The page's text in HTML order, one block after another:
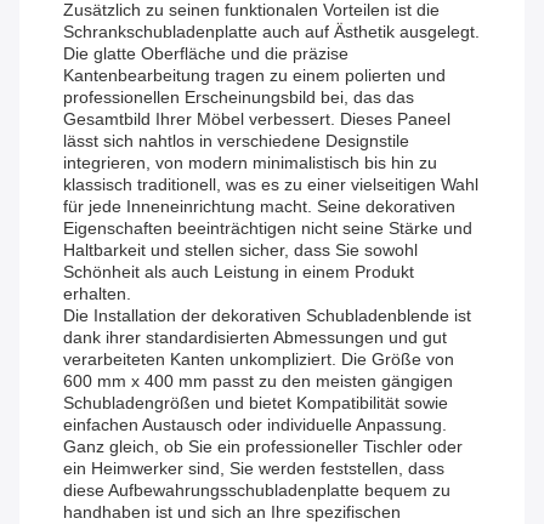
Zusätzlich zu seinen funktionalen Vorteilen ist die
Schrankschubladenplatte auch auf Ästhetik ausgelegt.
Die glatte Oberfläche und die präzise
Kantenbearbeitung tragen zu einem polierten und
professionellen Erscheinungsbild bei, das das
Gesamtbild Ihrer Möbel verbessert. Dieses Paneel
lässt sich nahtlos in verschiedene Designstile
integrieren, von modern minimalistisch bis hin zu
klassisch traditionell, was es zu einer vielseitigen Wahl
für jede Inneneinrichtung macht. Seine dekorativen
Eigenschaften beeinträchtigen nicht seine Stärke und
Haltbarkeit und stellen sicher, dass Sie sowohl
Schönheit als auch Leistung in einem Produkt
erhalten.
Die Installation der dekorativen Schubladenblende ist
dank ihrer standardisierten Abmessungen und gut
verarbeiteten Kanten unkompliziert. Die Größe von
600 mm x 400 mm passt zu den meisten gängigen
Schubladengrößen und bietet Kompatibilität sowie
einfachen Austausch oder individuelle Anpassung.
Ganz gleich, ob Sie ein professioneller Tischler oder
ein Heimwerker sind, Sie werden feststellen, dass
diese Aufbewahrungsschubladenplatte bequem zu
handhaben ist und sich an Ihre spezifischen